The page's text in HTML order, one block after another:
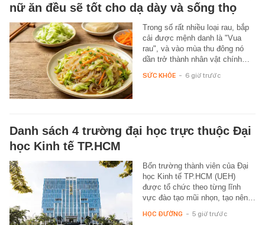
nữ ăn đều sẽ tốt cho dạ dày và sống thọ
Trong số rất nhiều loại rau, bắp
cải được mệnh danh là "Vua
rau", và vào mùa thu đông nó
dần trở thành nhân vật chính…
SỨC KHỎE - 6 giờ trước
Danh sách 4 trường đại học trực thuộc Đại
học Kinh tế TP.HCM
Bốn trường thành viên của Đại
học Kinh tế TP.HCM (UEH)
được tổ chức theo từng lĩnh
vực đào tạo mũi nhọn, tạo nên…
HỌC ĐƯỜNG - 5 giờ trước